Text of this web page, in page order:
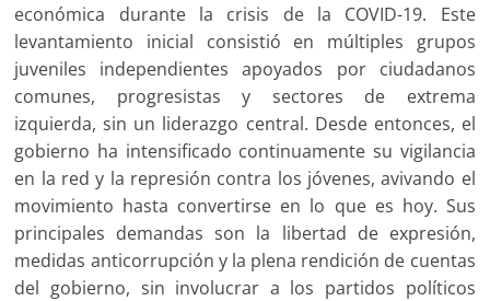
económica durante la crisis de la COVID-19. Este
levantamiento inicial consistió en múltiples grupos
juveniles independientes apoyados por ciudadanos
comunes, progresistas y sectores de extrema
izquierda, sin un liderazgo central. Desde entonces, el
gobierno ha intensificado continuamente su vigilancia
en la red y la represión contra los jóvenes, avivando el
movimiento hasta convertirse en lo que es hoy. Sus
principales demandas son la libertad de expresión,
medidas anticorrupción y la plena rendición de cuentas
del gobierno, sin involucrar a los partidos políticos